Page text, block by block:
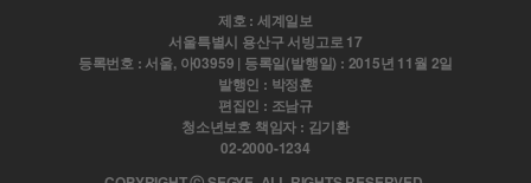
제호 : 세계일보
서울특별시 용산구 서빙고로 17
등록번호 : 서울, 아03959 | 등록일(발행일) : 2015년 11월 2일
발행인 : 박정훈
편집인 : 조남규
청소년보호 책임자 : 김기환
02-2000-1234